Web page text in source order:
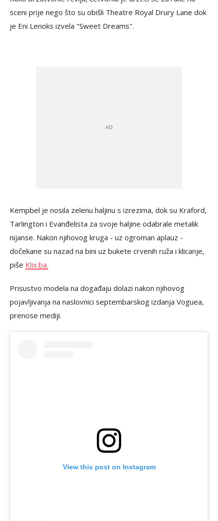
sceni prije nego što su obišli Theatre Royal Drury Lane dok
je Eni Lenoks izvela "Sweet Dreams".
Kempbel je nosila zelenu haljinu s izrezima, dok su Kraford,
Tarlington i Evanđelista za svoje haljine odabrale metalik
nijanse. Nakon njihovog kruga - uz ogroman aplauz -
dočekane su nazad na bini uz bukete crvenih ruža i klicanje,
piše Klix.ba.
Prisustvo modela na događaju dolazi nakon njihovog
pojavljivanja na naslovnici septembarskog izdanja Voguea,
prenose mediji.
View this post on Instagram